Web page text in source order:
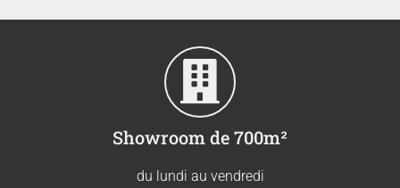
Showroom de 700m²
du lundi au vendredi